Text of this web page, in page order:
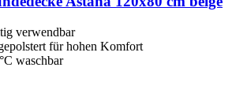
verwendbar
für hohen Komfort
waschbar